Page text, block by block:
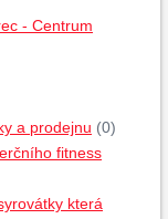
- Centrum
a prodejnu (0)
fitness
která